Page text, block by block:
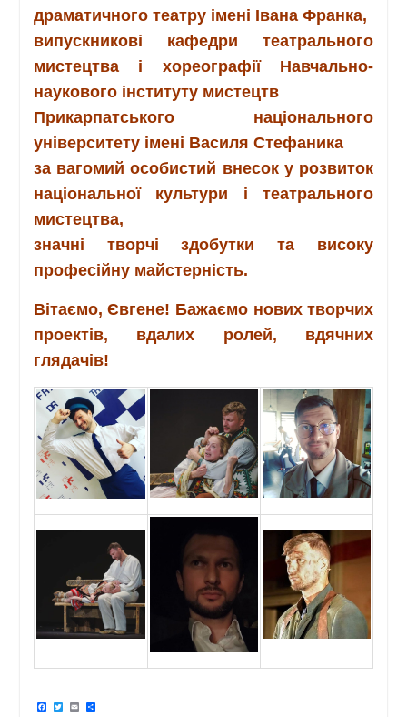
драматичного театру імені Івана Франка,
випускникові кафедри театрального
мистецтва і хореографії Навчально-
наукового інституту мистецтв
Прикарпатського національного
університету імені Василя Стефаника
за вагомий особистий внесок у розвиток
національної культури і театрального
мистецтва,
значні творчі здобутки та високу
професійну майстерність.
Вітаємо, Євгене! Бажаємо нових творчих
проектів, вдалих ролей, вдячних
глядачів!
Facebook
Twitter
EmailПоділитися